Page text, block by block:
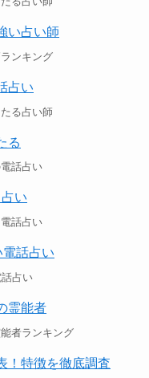
ンキング
る占い師
話占い
話占い
占い
者ランキング